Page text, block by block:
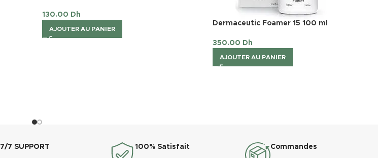
130.00 Dh
AJOUTER AU PANIER
Dermaceutic Foamer 15 100 ml
350.00 Dh
AJOUTER AU PANIER
7/7 SUPPORT 100% Satisfait Commandes